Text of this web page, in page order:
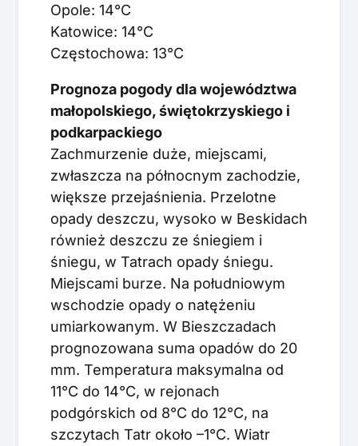
Opole: 14°C
Katowice: 14°C
Częstochowa: 13°C
Prognoza pogody dla województwa
małopolskiego, świętokrzyskiego i
podkarpackiego
Zachmurzenie duże, miejscami,
zwłaszcza na północnym zachodzie,
większe przejaśnienia. Przelotne
opady deszczu, wysoko w Beskidach
również deszczu ze śniegiem i
śniegu, w Tatrach opady śniegu.
Miejscami burze. Na południowym
wschodzie opady o natężeniu
umiarkowanym. W Bieszczadach
prognozowana suma opadów do 20
mm. Temperatura maksymalna od
11°C do 14°C, w rejonach
podgórskich od 8°C do 12°C, na
szczytach Tatr około –1°C. Wiatr